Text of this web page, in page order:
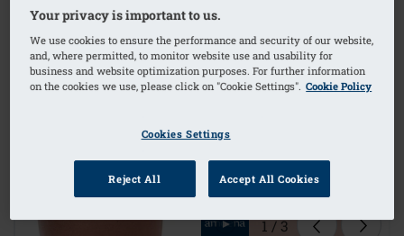
1/3
Your privacy is important to us.
We use cookies to ensure the performance and security of our website,
and, where permitted, to monitor website use and usability for
business and website optimization purposes. For further information
on the cookies we use, please click on "Cookie Settings". Cookie Policy
Cookies Settings
Reject All Accept All Cookies